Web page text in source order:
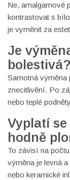
Ne, amalgamové
kontrastovat s
je vyměnit za
Je
bolestivá?
Samotná
znecitlivění. Po
nebo teplé
Vyplatí
hodně
To závisí na
výměna je levná
nebo keramické